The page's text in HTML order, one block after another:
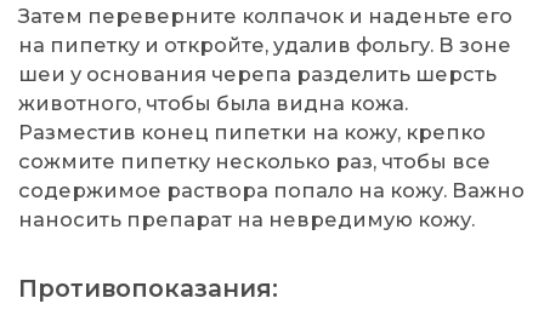
Затем переверните колпачок и наденьте его
на пипетку и откройте, удалив фольгу. В зоне
шеи у основания черепа разделить шерсть
животного, чтобы была видна кожа.
Разместив конец пипетки на кожу, крепко
сожмите пипетку несколько раз, чтобы все
содержимое раствора попало на кожу. Важно
наносить препарат на невредимую кожу.
Противопоказания: